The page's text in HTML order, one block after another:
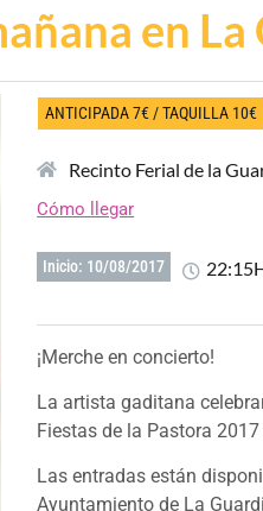
en La
ANTICIPADA 7€ / TAQUILLA 10€
Recinto Ferial de la
Cómo llegar
Inicio: 10/08/2017
¡Merche en concierto!
La artista gaditana
Fiestas de la Pastora
Las entradas están
Ayuntamiento de La